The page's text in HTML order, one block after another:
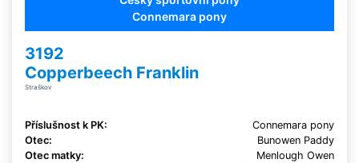
Connemara pony
3192
Copperbeech Franklin
Straškov
Příslušnost k PK:
Connemara pony
Otec:
Bunowen Paddy
Otec matky:
Menlough Owen